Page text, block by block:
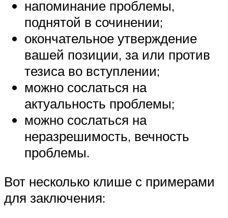
напоминание проблемы,
поднятой в сочинении;
окончательное утверждение
вашей позиции, за или против
тезиса во вступлении;
можно сослаться на
актуальность проблемы;
можно сослаться на
неразрешимость, вечность
проблемы.
Вот несколько клише с примерами
для заключения: